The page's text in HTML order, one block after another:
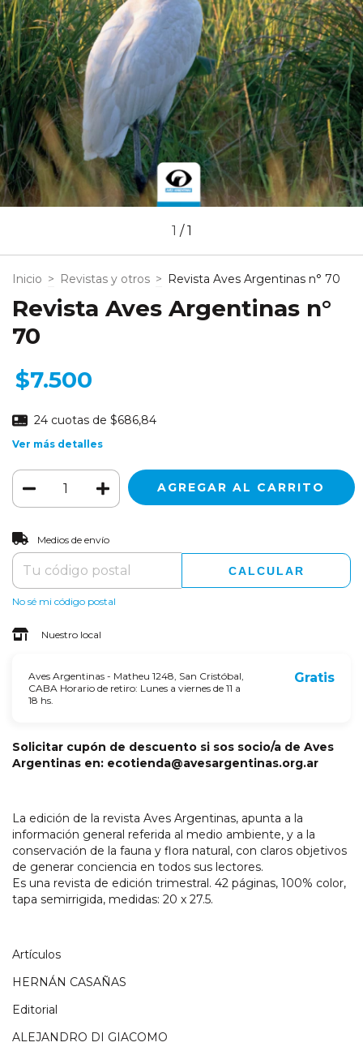
1 /1
Inicio > Revistas y otros > Revista Aves Argentinas n° 70
Revista Aves Argentinas n°
70
$7.500
24 cuotas de $686,84
Ver más detalles
Entregas para el CP:
Medios de envío
CALCULAR
No sé mi código postal
Nuestro local
Aves Argentinas - Matheu 1248, San Cristóbal,
CABA Horario de retiro: Lunes a viernes de 11 a
18 hs.
Gratis
Solicitar cupón de descuento si sos socio/a de Aves
Argentinas en: ecotienda@avesargentinas.org.ar
La edición de la revista Aves Argentinas, apunta a la
información general referida al medio ambiente, y a la
conservación de la fauna y flora natural, con claros objetivos
de generar conciencia en todos sus lectores.
Es una revista de edición trimestral. 42 páginas, 100% color,
tapa semirrigida, medidas: 20 x 27.5.
Artículos
HERNÁN CASAÑAS
Editorial
ALEJANDRO DI GIACOMO